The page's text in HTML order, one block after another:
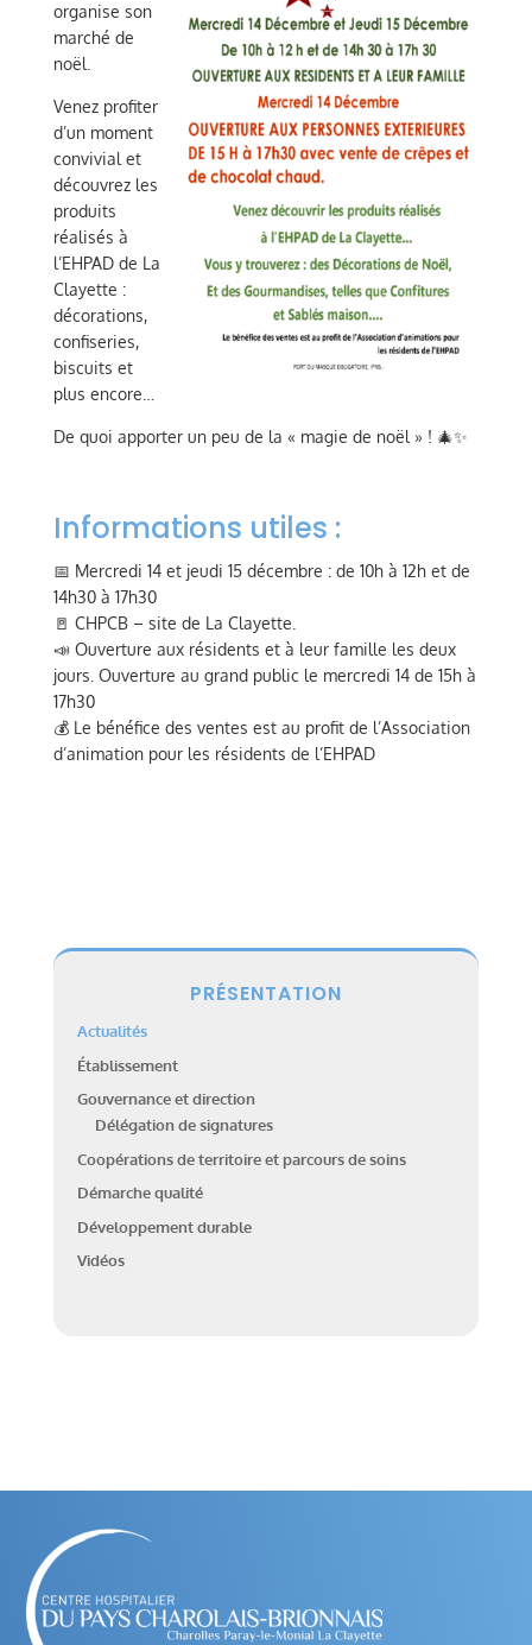
organise son
marché de
noël.
Venez profiter
d’un moment
convivial et
découvrez les
produits
réalisés à
l’EHPAD de La
Clayette :
décorations,
confiseries,
biscuits et
plus encore…
De quoi apporter un peu de la « magie de noël » ! 🎄✨
Informations utiles :
📅 Mercredi 14 et jeudi 15 décembre : de 10h à 12h et de
14h30 à 17h30
🚪 CHPCB – site de La Clayette.
📣 Ouverture aux résidents et à leur famille les deux
jours. Ouverture au grand public le mercredi 14 de 15h à
17h30
💰 Le bénéfice des ventes est au profit de l’Association
d’animation pour les résidents de l’EHPAD
PRÉSENTATION
Actualités
Établissement
Gouvernance et direction
Délégation de signatures
Coopérations de territoire et parcours de soins
Démarche qualité
Développement durable
Vidéos